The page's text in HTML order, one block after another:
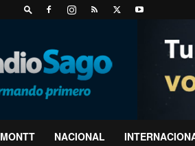
NACIONAL